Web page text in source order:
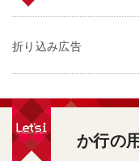
折り込み広告
か行の